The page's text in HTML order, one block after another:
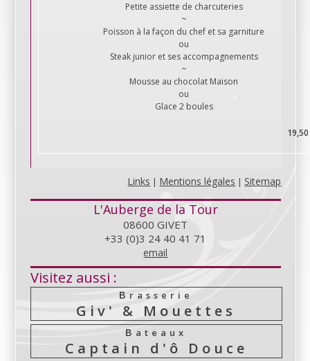
Petite assiette de charcuteries
~
Poisson à la façon du chef et sa garniture
ou
Steak junior et ses accompagnements
~
Mousse au chocolat Maison
ou
Glace 2 boules
Links | Mentions légales |Sitemap
L'Auberge de la Tour
08600 GIVET
+33 (0)3 24 40 41 71
email
Visitez aussi :
Brasserie
Giv' & Mouettes
Bateaux
Captain d'ô Douce